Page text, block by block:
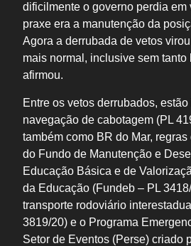
dificilmente o governo perdia em
praxe era a manutenção da
Agora a derrubada de vetos
mais normal, inclusive sem tanto
afirmou.
Entre os vetos derrubados,
navegação de cabotagem (PL
também como BR do Mar,
do Fundo de Manutenção e
Educação Básica e de
da Educação (Fundeb – PL
transporte rodoviário
3819/20) e o Programa
Setor de Eventos (Perse) criado